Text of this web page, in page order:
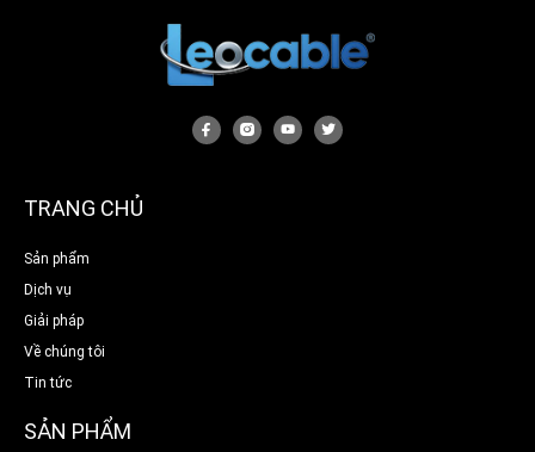
TRANG CHỦ
Sản phẩm
Dịch vụ
Giải pháp
Về chúng tôi
Tin tức
SẢN PHẨM